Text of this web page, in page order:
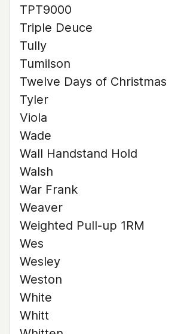
TPT9000
Triple Deuce
Tully
Tumilson
Twelve Days of Christmas
Tyler
Viola
Wade
Wall Handstand Hold
Walsh
War Frank
Weaver
Weighted Pull-up 1RM
Wes
Wesley
Weston
White
Whitt